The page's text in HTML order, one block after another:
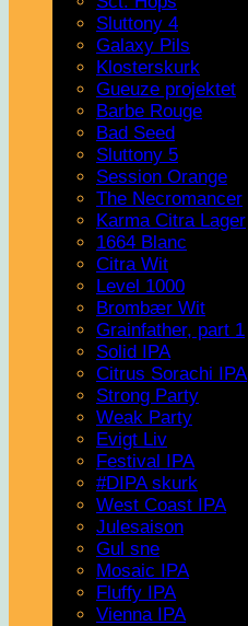
Sluttony 4
Galaxy Pils
Klosterskurk
Gueuze projektet
Barbe Rouge
Bad Seed
Sluttony 5
Session Orange
The Necromancer
Karma Citra Lager
1664 Blanc
Citra Wit
Level 1000
Brombær Wit
Grainfather, part 1
Solid IPA
Citrus Sorachi IPA
Strong Party
Weak Party
Evigt Liv
Festival IPA
#DIPA skurk
West Coast IPA
Julesaison
Gul sne
Mosaic IPA
Fluffy IPA
Vienna IPA